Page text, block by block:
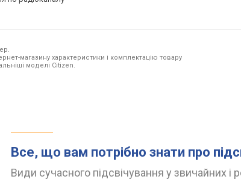
магазину характеристики і комплектацію товару
моделі Citizen.
Все, що вам потрібно знати про
Види сучасного підсвічування у звичайних і